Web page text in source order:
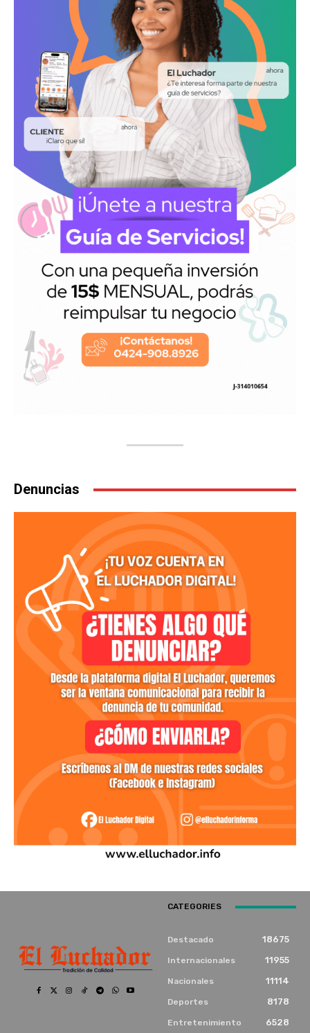
Denuncias
CATEGORIES
Destacado 18675
Internacionales 11955
Nacionales 11114
Deportes 8178
Entretenimiento 6528